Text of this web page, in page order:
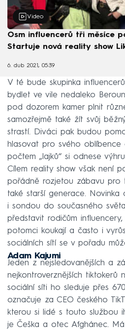
Video
Osm influencerů tři měsíce
Startuje nová reality show
6. dub 2021, 05:39
V té bude skupinka
bydlet ve vile nedaleko
pod dozorem kamer plnit
samozřejmě také žít svůj
strastí. Diváci pak budou
hlasovat pro svého oblíbence
počtem „lajků“ si odnese
Cílem reality show však není
pořádně rozjetou zábavu pro
také starší generace.
i sondou do současného
představit rodičům
potomci koukají a často i
sociálních sítí se v pořadu
Adam Kajumi
Jeden z nejsledovanějších a
nejkontroverznějších tiktokerů
sociální síti ho sleduje přes
označuje za CEO českého
kterou si lidé s touto službou
je Češka a otec Afghánec.